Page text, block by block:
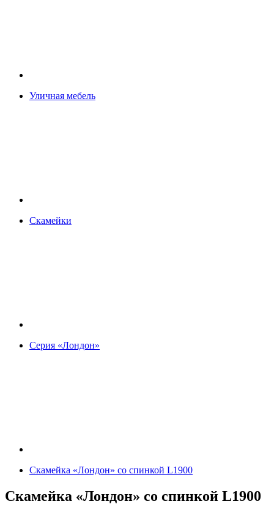
Уличная мебель
Скамейки
Серия «Лондон»
Скамейка «Лондон» со спинкой L1900
Скамейка «Лондон» со спинкой L1900